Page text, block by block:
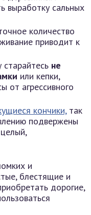
выработку сальных
количество
приводит к
не
или кепки,
от агрессивного
кончики,так
подвержены
и
блестящие и
дорогие,